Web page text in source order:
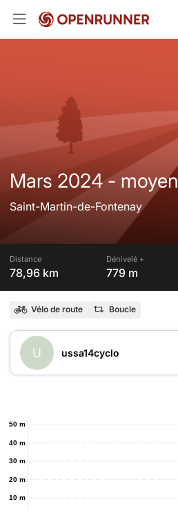
Mars 2024 - moyen
Saint-Martin-de-Fontenay
Distance
78,96 km
Dénivelé +
779 m
Vélo de route Boucle
U ussa14cyclo
10 m
20 m
30 m
40 m
50 m